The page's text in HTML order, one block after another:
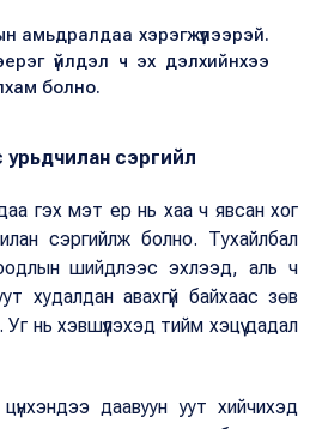
амьдралдаа хэрэгжүүлээрэй.
үйлдэл ч эх дэлхийнхээ
болно.
урьдчилан сэргийл
гэх мэт ер нь хаа ч явсан хог
сэргийлж болно. Тухайлбал
шийдлээс эхлээд, аль ч
худалдан авахгүй байхаас зөв
нь хэвшүүлэхэд тийм хэцүү дадал
даавуун уут хийчихэд